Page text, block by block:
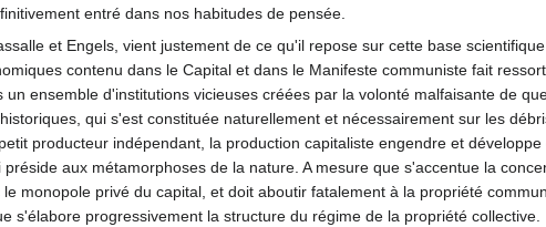
entré dans nos habitudes de pensée.
et Engels, vient justement de ce qu'il repose sur cette base
contenu dans le Capital et dans le Manifeste communiste fait
ensemble d'institutions vicieuses créées par la volonté malfaisante de
qui s'est constituée naturellement et nécessairement sur les
producteur indépendant, la production capitaliste engendre et
aux métamorphoses de la nature. A mesure que s'accentue la
monopole privé du capital, et doit aboutir fatalement à la propriété
s'élabore progressivement la structure du régime de la propriété collective.